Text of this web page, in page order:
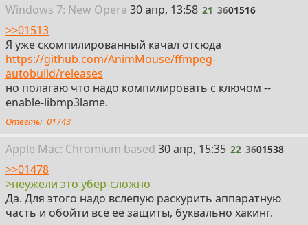
Windows 7: New Opera 21
30 апр, 13:58 21 3601516
>>01513
Я уже скомпилированный качал отсюда
https://github.com/AnimMouse/ffmpeg-
autobuild/releases
но полагаю что надо компилировать с ключом --
enable-libmp3lame.
Ответы 01743
Apple Mac: Chromium based 22
30 апр, 15:35 22 3601538
>>01478
>неужели это убер-сложно
Да. Для этого надо вслепую раскурить аппаратную
часть и обойти все её защиты, буквально хакинг.